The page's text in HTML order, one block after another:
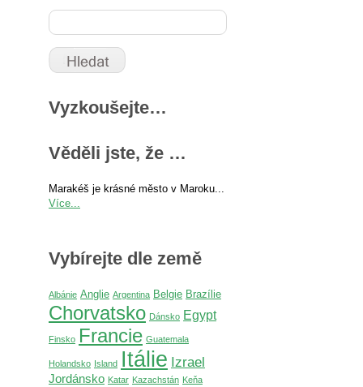
Vyzkoušejte…
Věděli jste, že …
Marakéš je krásné město v Maroku...
Více...
Vybírejte dle země
Albánie Anglie Argentina Belgie Brazílie
Chorvatsko Dánsko Egypt
Finsko Francie Guatemala
Holandsko Island Itálie Izrael
Jordánsko Katar Kazachstán Keňa